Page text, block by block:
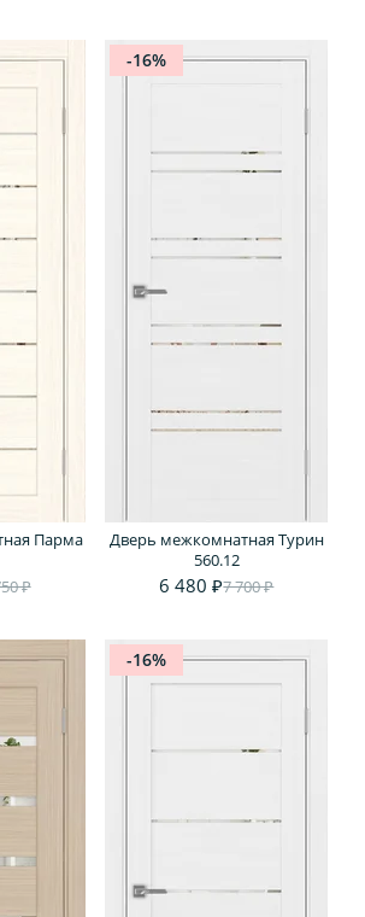
Парма
₽
-16%
Дверь межкомнатная Турин
560.12
6 480 ₽7 700 ₽
-16%